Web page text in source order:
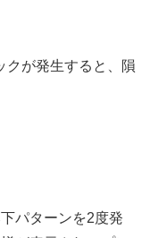
が発生すると、隕
パターンを2度発